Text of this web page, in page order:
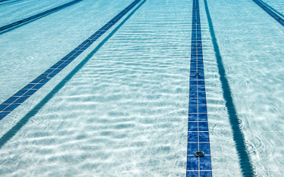
i
R
e
k
r
e
a
c
j
i